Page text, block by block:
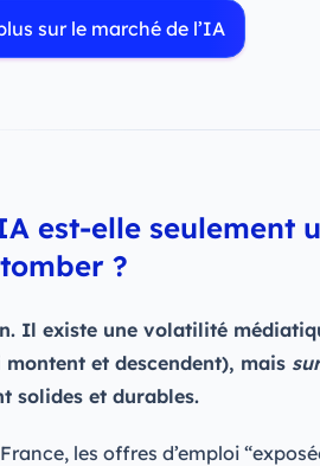
sur le marché de l’IA
est-elle seulement
?
Il existe une volatilité
montent et descendent), mais
solides et durables.
les offres d’emploi